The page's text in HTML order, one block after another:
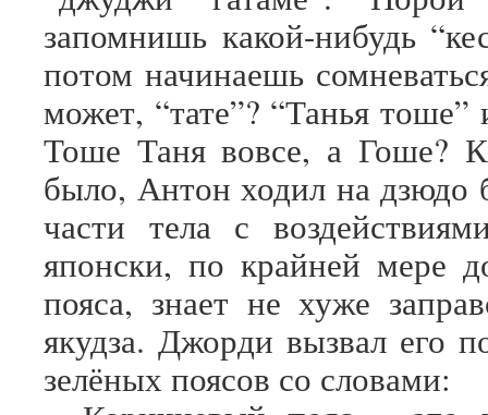
запомнишь какой-нибудь
потом начинаешь
может, “тате”? “Танья
Тоше Таня вовсе, а Гоше?
было, Антон ходил на дзюдо
части тела с
японски, по крайней мере
пояса, знает не хуже
якудза. Джорди вызвал его
зелёных поясов со словами: